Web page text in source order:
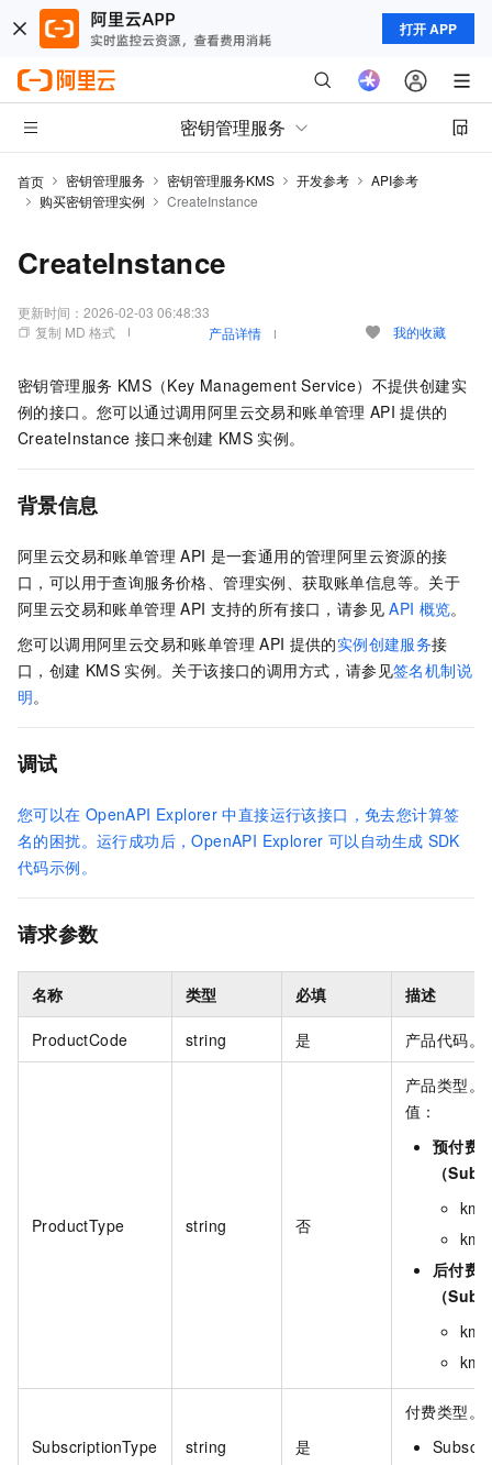
打开 APP
密钥管理服务
首页 密钥管理服务 密钥管理服务KMS 开发参考
API参考
购买密钥管理实例
CreateInstance
CreateInstance
更新时间： 2026-02-03 06:48:33
复制 MD 格式
产品详情 我的收藏
密钥管理服务 KMS（Key Management Service） 不提供创建实
例的接口。您可以通过调用阿里云交易和账单管理 API 提供的
CreateInstance 接口来创建 KMS 实例。
背景信息
阿里云交易和账单管理 API 是一套通用的管理阿里云资源的接
口，可以用于查询服务价格、管理实例、获取账单信息等。关于
阿里云交易和账单管理 API 支持的所有接口，请参见 API 概览。
您可以调用阿里云交易和账单管理 API 提供的实例创建服务接
口，创建 KMS 实例。关于该接口的调用方式，请参见签名机制说
明。
调试
您可以在 OpenAPI Explorer 中直接运行该接口，免去您计算签
名的困扰。运行成功后，OpenAPI Explorer 可以自动生成 SDK
代码示例。
请求参数
名称 类型 必填 描述
ProductCode string 是 产品代码。
ProductType string 否
产品类型。
值：
预付费
（
后付费
（
SubscriptionType string 是
付费类型。